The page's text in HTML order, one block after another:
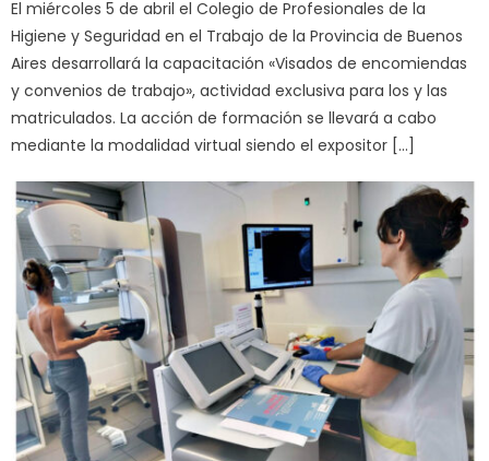
El miércoles 5 de abril el Colegio de Profesionales de la
Higiene y Seguridad en el Trabajo de la Provincia de Buenos
Aires desarrollará la capacitación «Visados de encomiendas
y convenios de trabajo», actividad exclusiva para los y las
matriculados. La acción de formación se llevará a cabo
mediante la modalidad virtual siendo el expositor […]